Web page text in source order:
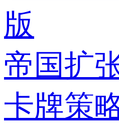
帝国扩
卡牌策